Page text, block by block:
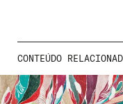
CONTEÚDO